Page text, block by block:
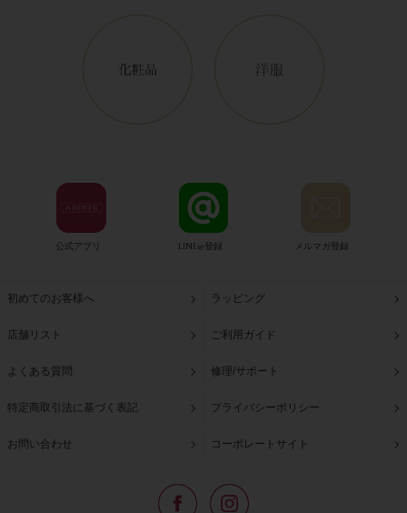
公式アプリ LINE@登録 メルマガ登録
初めてのお客様へ ラッピング
店舗リスト ご利用ガイド
よくある質問 修理/サポート
特定商取引法に基づく表記 プライバシーポリシー
お問い合わせ コーポレートサイト